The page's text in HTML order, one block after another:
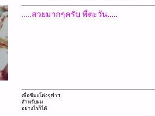
.....สวยมากๆครับ พี่ตะวัน.....
เพื่อซีมะโด่งจุฬาฯ
สำหรับผม
อย่างไรก็ได้